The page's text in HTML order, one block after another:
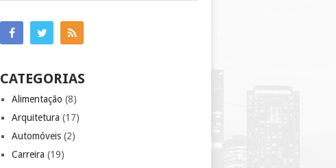
CATEGORIAS
Alimentação (8)
Arquitetura (17)
Automóveis (2)
Carreira (19)